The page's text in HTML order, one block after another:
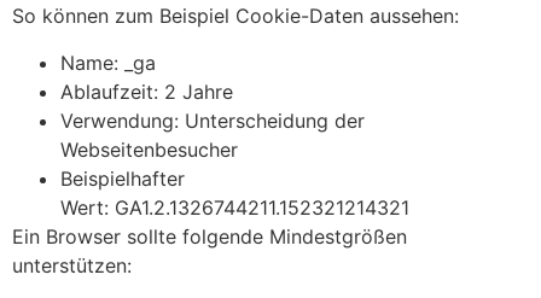
So können zum Beispiel Cookie-Daten aussehen:
Name: _ga
Ablaufzeit: 2 Jahre
Verwendung: Unterscheidung der
Webseitenbesucher
Beispielhafter
Wert: GA1.2.1326744211.152321214321
Ein Browser sollte folgende Mindestgrößen
unterstützen: